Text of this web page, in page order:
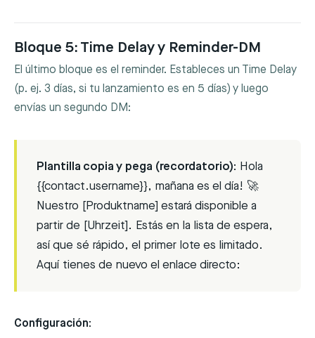
Bloque 5: Time Delay y Reminder-DM
El último bloque es el reminder. Estableces un Time Delay
(p. ej. 3 días, si tu lanzamiento es en 5 días) y luego
envías un segundo DM:
Plantilla copia y pega (recordatorio): Hola
{{contact.username}}, mañana es el día! 🚀
Nuestro [Produktname] estará disponible a
partir de [Uhrzeit]. Estás en la lista de espera,
así que sé rápido, el primer lote es limitado.
Aquí tienes de nuevo el enlace directo:
Configuración: